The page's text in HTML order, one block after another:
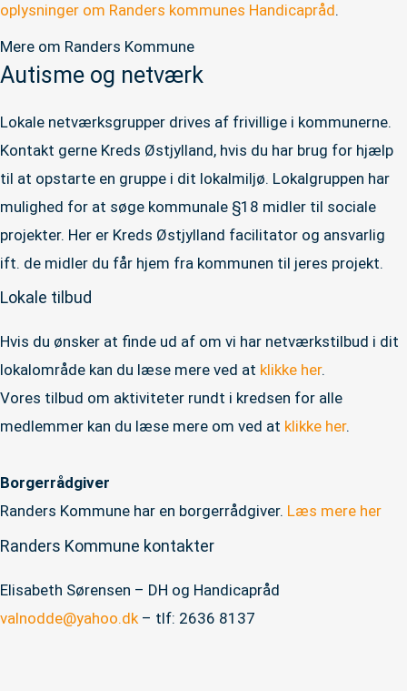
oplysninger om Randers kommunes Handicapråd.
Mere om Randers Kommune
Autisme og netværk
Lokale netværksgrupper drives af frivillige i kommunerne.
Kontakt gerne Kreds Østjylland, hvis du har brug for hjælp
til at opstarte en gruppe i dit lokalmiljø. Lokalgruppen har
mulighed for at søge kommunale §18 midler til sociale
projekter. Her er Kreds Østjylland facilitator og ansvarlig
ift. de midler du får hjem fra kommunen til jeres projekt.
Lokale tilbud
Hvis du ønsker at finde ud af om vi har netværkstilbud i dit
lokalområde kan du læse mere ved at klikke her.
Vores tilbud om aktiviteter rundt i kredsen for alle
medlemmer kan du læse mere om ved at klikke her.
Borgerrådgiver
Randers Kommune har en borgerrådgiver. Læs mere her
Randers Kommune kontakter
Elisabeth Sørensen – DH og Handicapråd
valnodde@yahoo.dk – tlf: 2636 8137